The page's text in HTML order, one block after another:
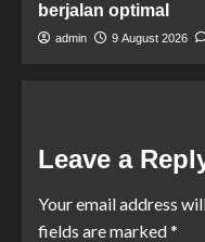
berjalan optimal
admin 9 August 2026
Leave a
Your email address
fields are marked*